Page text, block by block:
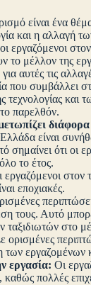
είναι ένα
και η αλλαγή
οι εργαζόμενοι
το μέλλον της
αυτές τις
που συμβάλλει
τεχνολογίας
παρελθόν.
είναι
σημαίνει ότι οι
το έτος.
εργαζόμενοι
εποχιακές.
τους. Αυτό
ταξιδιωτών στο
ορισμένες
εργαζομένων
εργασία: Οι
πολλές